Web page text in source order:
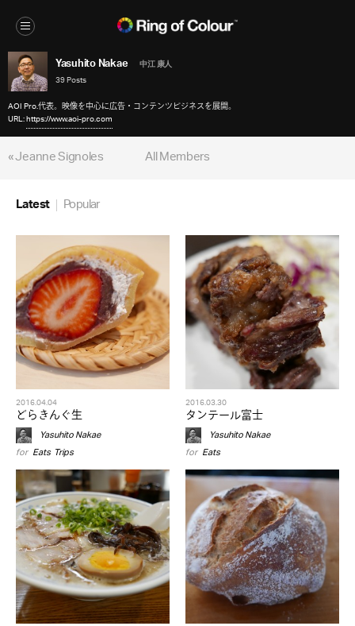
Yasuhito Nakae
中江 康人
39 Posts
AOI Pro.代表。映像を中心に広告・コンテンツビジネスを展開。
URL:https://www.aoi-pro.com
« Jeanne Signoles
All Members
Latest Popular
2016.04.04
どらきんぐ生
Yasuhito Nakae
for Eats, Trips
2016.03.30
タンテール富士
Yasuhito Nakae
for Eats